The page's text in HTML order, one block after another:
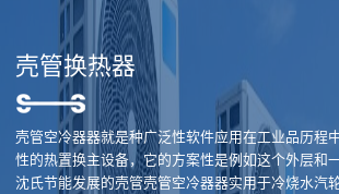
壳管换热器
壳管空冷器器就是种广泛性软件应用在工业品历程
性的热置换主设备，它的方案性是例如这个外层和
沈氏节能发展的壳管壳管空冷器器实用于冷烧水汽